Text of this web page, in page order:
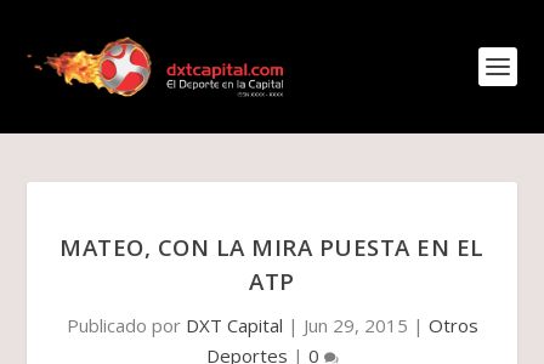
MATEO, CON LA MIRA PUESTA EN EL
ATP
Publicado por DXT Capital | Jun 29, 2015 | Otros
Deportes | 0